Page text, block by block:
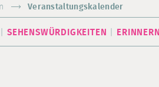
Veranstaltungskalender
SEHENSWÜRDIGKEITEN ERINNERN